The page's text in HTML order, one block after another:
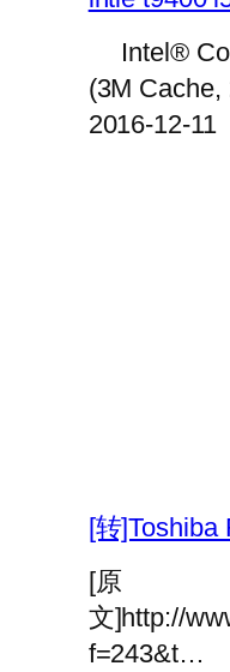
Intel®
(3M
2016-12-11
[转]Toshiba
[原
文]http://
f=243&t…